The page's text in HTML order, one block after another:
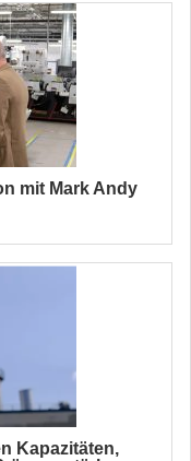
mit Mark Andy
Kapazitäten,